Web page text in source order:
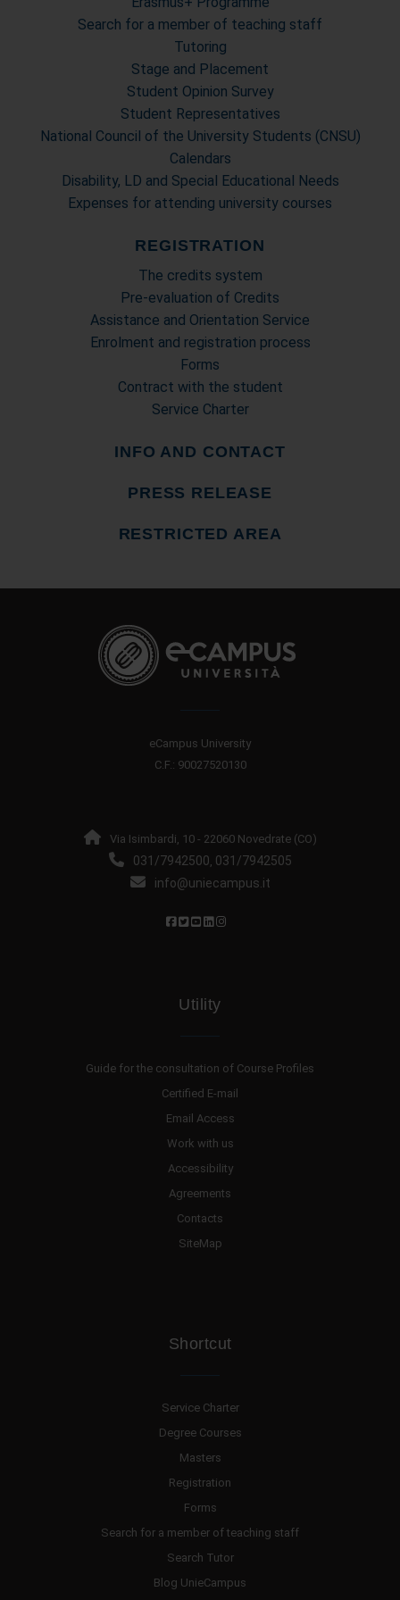
Search for a member of teaching staff
Tutoring
Stage and Placement
Student Opinion Survey
Student Representatives
National Council of the University Students (CNSU)
Calendars
Disability, LD and Special Educational Needs
Expenses for attending university courses
REGISTRATION
The credits system
Pre-evaluation of Credits
Assistance and Orientation Service
Enrolment and registration process
Forms
Contract with the student
Service Charter
INFO AND CONTACT
PRESS RELEASE
RESTRICTED AREA
eCampus University
C.F.: 90027520130
Via Isimbardi, 10 - 22060 Novedrate (CO)
031/7942500, 031/7942505
info@uniecampus.it
Utility
Guide for the consultation of Course Profiles
Certified E-mail
Email Access
Work with us
Accessibility
Agreements
Contacts
SiteMap
Shortcut
Service Charter
Degree Courses
Masters
Registration
Forms
Search for a member of teaching staff
Search Tutor
Blog UnieCampus